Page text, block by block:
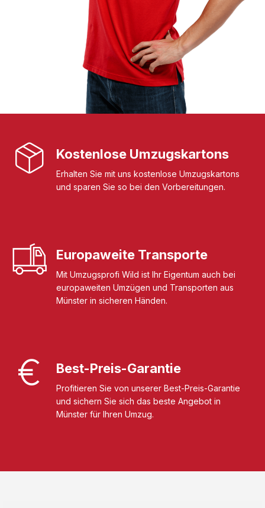
Kostenlose Umzugskartons
Erhalten Sie mit uns kostenlose Umzugskartons
und sparen Sie so bei den Vorbereitungen.
Europaweite Transporte
Mit Umzugsprofi Wild ist Ihr Eigentum auch bei
europaweiten Umzügen und Transporten aus
Münster in sicheren Händen.
Best-Preis-Garantie
Profitieren Sie von unserer Best-Preis-Garantie
und sichern Sie sich das beste Angebot in
Münster für Ihren Umzug.